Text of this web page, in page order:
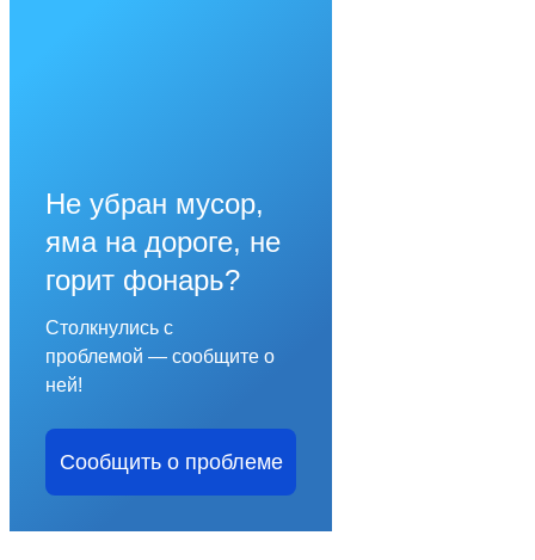
Не убран мусор,
яма на дороге, не
горит фонарь?
Столкнулись с
проблемой — сообщите о
ней!
Сообщить о проблеме